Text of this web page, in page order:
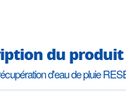
du produit
d'eau de pluie